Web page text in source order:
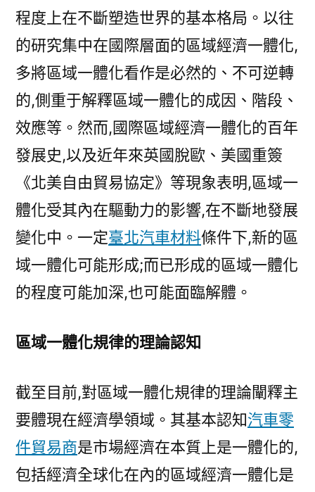
中
長
期
對
策
_
中
國
發
展
門
戶
網
展
門
戶〉
程度上在不斷塑造世界的基本格局。以往
的研究集中在國際層面的區域經濟一體化,
多將區域一體化看作是必然的、不可逆轉
的,側重于解釋區域一體化的成因、階段、
效應等。然而,國際區域經濟一體化的百年
發展史,以及近年來英國脫歐、美國重簽
《北美自由貿易協定》等現象表明,區域一
體化受其內在驅動力的影響,在不斷地發展
變化中。一定臺北汽車材料條件下,新的區
域一體化可能形成;而已形成的區域一體化
的程度可能加深,也可能面臨解體。
區域一體化規律的理論認知
截至目前,對區域一體化規律的理論闡釋主
要體現在經濟學領域。其基本認知汽車零
件貿易商是市場經濟在本質上是一體化的,
包括經濟全球化在內的區域經濟一體化是